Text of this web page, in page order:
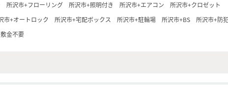
所沢市+フローリング 所沢市+照明付き 所沢市+エアコン
所沢市+クロゼット
市+オートロック 所沢市+宅配ボックス 所沢市+駐輪場 所沢市+BS
所沢市+防
金不要